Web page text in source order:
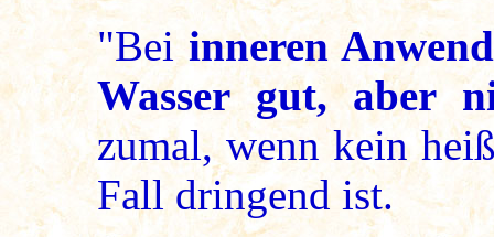
"Beiinneren
Wasser gut, aber
zumal, wenn kein
Fall dringend ist.